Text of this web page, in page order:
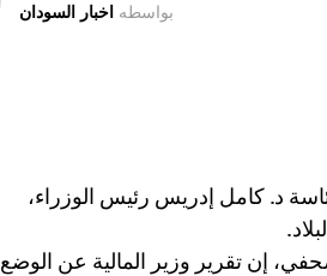
بواسطه اخبار السودان
د. كامل إدريس رئيس الوزراء،
إن تقرير وزير المالية عن الوضع